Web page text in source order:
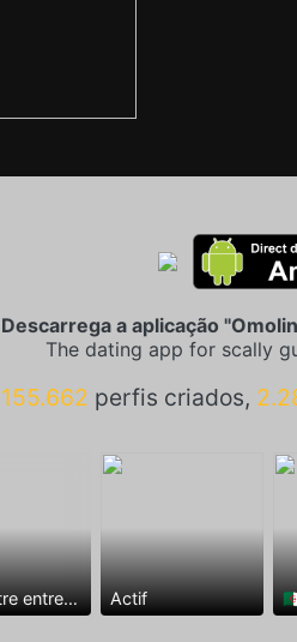
Descarrega a aplicação
The dating app for scally
155.662 perfis criados,
Rencontre entre mecs Actif